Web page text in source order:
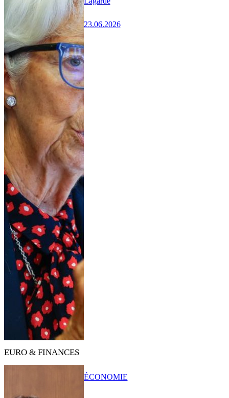
23.06.2026
EURO & FINANCES
ÉCONOMIE